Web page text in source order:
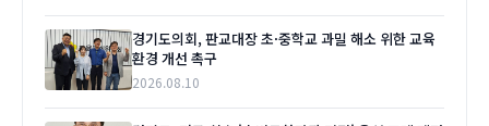
경기도의회, 판교대장 초·중학교 과밀 해소 위한 교육
환경 개선 촉구
2026.08.10